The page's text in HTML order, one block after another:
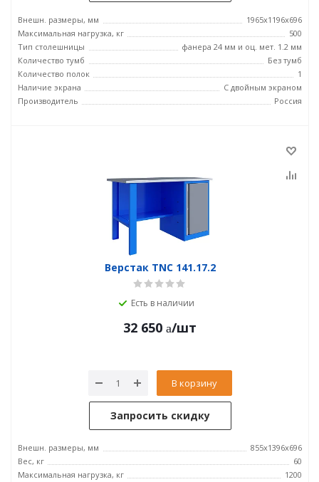
Внешн. размеры, мм
1965x1196x696
Максимальная нагрузка, кг
500
Тип столешницы
фанера 24 мм и оц. мет. 1.2 мм
Количество тумб
Без тумб
Количество полок
1
Наличие экрана
С двойным экраном
Производитель
Россия
Верстак TNC 141.17.2
Есть в наличии
32 650 /шт
В корзину
Запросить скидку
Внешн. размеры, мм
855x1396x696
Вес, кг
60
Максимальная нагрузка, кг
1200